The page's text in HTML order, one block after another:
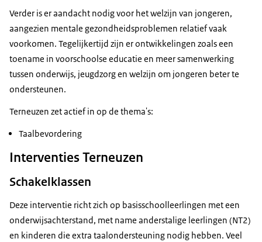
Verder is er aandacht nodig voor het welzijn van jongeren,
aangezien mentale gezondheidsproblemen relatief vaak
voorkomen. Tegelijkertijd zijn er ontwikkelingen zoals een
toename in voorschoolse educatie en meer samenwerking
tussen onderwijs, jeugdzorg en welzijn om jongeren beter te
ondersteunen.
Terneuzen zet actief in op de thema's:
Taalbevordering
Interventies Terneuzen
Schakelklassen
Deze interventie richt zich op basisschoolleerlingen met een
onderwijsachterstand, met name anderstalige leerlingen (NT2)
en kinderen die extra taalondersteuning nodig hebben. Veel